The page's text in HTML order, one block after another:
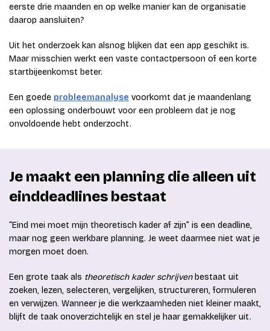
eerste drie maanden en op welke manier kan de organisatie
daarop aansluiten?
Uit het onderzoek kan alsnog blijken dat een app geschikt is.
Maar misschien werkt een vaste contactpersoon of een korte
startbijeenkomst beter.
Een goede probleemanalyse voorkomt dat je maandenlang
een oplossing onderbouwt voor een probleem dat je nog
onvoldoende hebt onderzocht.
Je maakt een planning die alleen uit
einddeadlines bestaat
“Eind mei moet mijn theoretisch kader af zijn” is een deadline,
maar nog geen werkbare planning. Je weet daarmee niet wat je
morgen moet doen.
Een grote taak als theoretisch kader schrijvenbestaat uit
zoeken, lezen, selecteren, vergelijken, structureren, formuleren
en verwijzen. Wanneer je die werkzaamheden niet kleiner maakt,
blijft de taak onoverzichtelijk en stel je haar gemakkelijker uit.